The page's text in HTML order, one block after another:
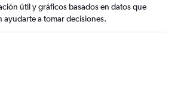
útil y gráficos basados en datos que
ayudarte a tomar decisiones.